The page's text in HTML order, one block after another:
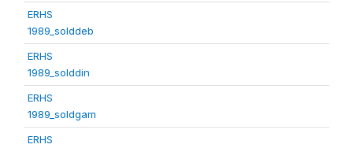
ERHS
1989_solddeb
ERHS
1989_solddin
ERHS
1989_soldgam
ERHS